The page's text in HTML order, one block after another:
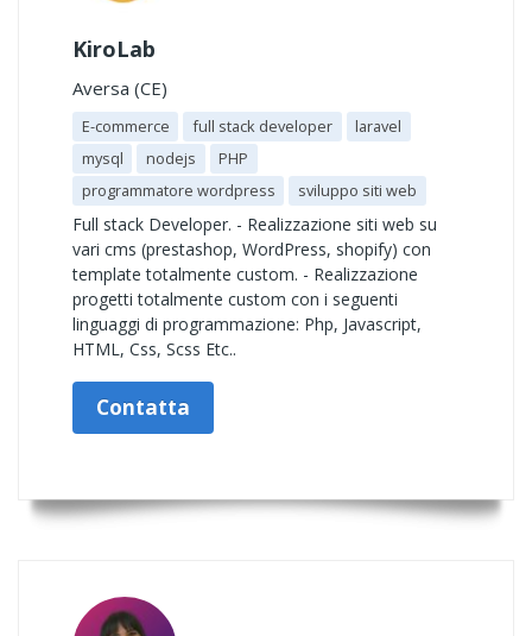
KiroLab
Aversa (CE)
E-commerce full stack developer
laravel
mysql
nodejs
PHP
programmatore wordpress
sviluppo siti web
Full stack Developer. - Realizzazione siti web su
vari cms (prestashop, WordPress, shopify) con
template totalmente custom. - Realizzazione
progetti totalmente custom con i seguenti
linguaggi di programmazione: Php, Javascript,
HTML, Css, Scss Etc..
Contatta